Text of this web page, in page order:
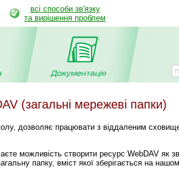
всі способи зв'язку
та вирішення проблем
(загальні мережеві папки)
дозволяє працювати з віддаленим
можливість створити ресурс WebDAV як
папку, вміст якої зберігається на